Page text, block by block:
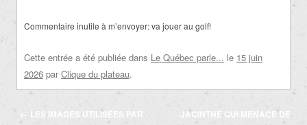
Commentaire inutile à m’envoyer: va jouer au golf!
Cette entrée a été publiée dans Le Québec parle... le 15 juin
2026 par Clique du plateau.
Navigation
← LES IMAGES UTILISÉES PAR
JACINTHE QUI MENACE DE